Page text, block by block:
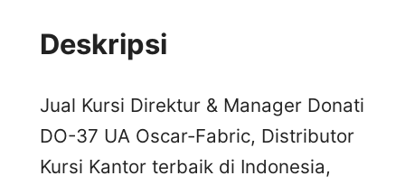
Deskripsi
Jual Kursi Direktur & Manager Donati
DO-37 UA Oscar-Fabric, Distributor
Kursi Kantor terbaik di Indonesia,